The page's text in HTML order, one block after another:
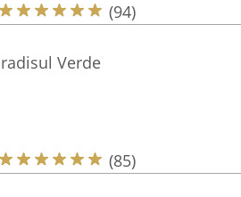
(94)
Verde
(85)